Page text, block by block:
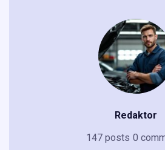
Redaktor
147 posts 0